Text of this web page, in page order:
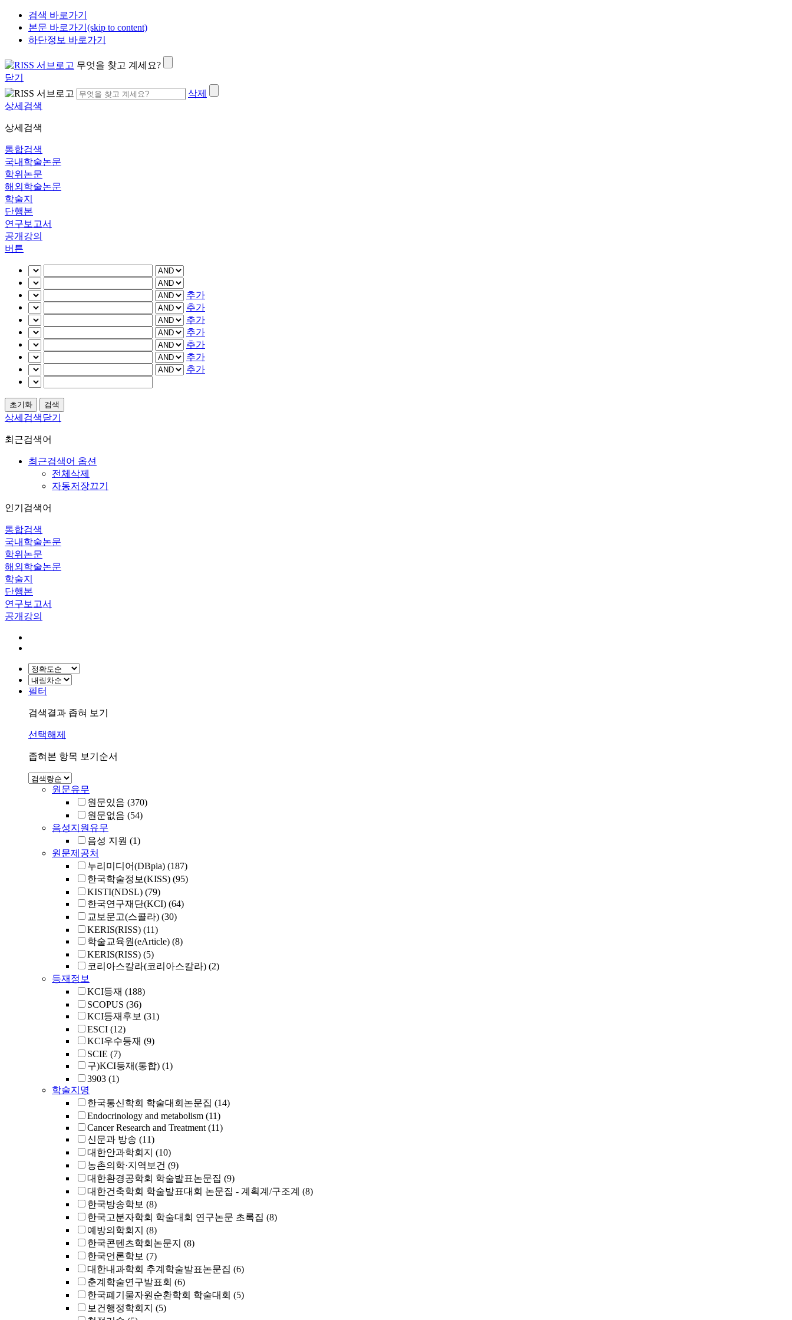
검색 바로가기
본문 바로가기(skip to content)
하단정보 바로가기
무엇을 찾고 계세요?
닫기
삭제
상세검색
상세검색
통합검색
국내학술논문
학위논문
해외학술논문
학술지
단행본
연구보고서
공개강의
버튼
추가
추가
추가
추가
추가
추가
추가
상세검색닫기
최근검색어
최근검색어 옵션
전체삭제
자동저장끄기
인기검색어
통합검색
국내학술논문
학위논문
해외학술논문
학술지
단행본
연구보고서
공개강의
필터
검색결과 좁혀 보기
선택해제
좁혀본 항목 보기순서
원문유무
원문있음 (370)
원문없음 (54)
음성지원유무
음성 지원 (1)
원문제공처
누리미디어(DBpia) (187)
한국학술정보(KISS) (95)
KISTI(NDSL) (79)
한국연구재단(KCI) (64)
교보문고(스콜라) (30)
KERIS(RISS) (11)
학술교육원(eArticle) (8)
KERIS(RISS) (5)
코리아스칼라(코리아스칼라) (2)
등재정보
KCI등재 (188)
SCOPUS (36)
KCI등재후보 (31)
ESCI (12)
KCI우수등재 (9)
SCIE (7)
구)KCI등재(통합) (1)
3903 (1)
학술지명
한국통신학회 학술대회논문집 (14)
Endocrinology and metabolism (11)
Cancer Research and Treatment (11)
신문과 방송 (11)
대한안과학회지 (10)
농촌의학·지역보건 (9)
대한환경공학회 학술발표논문집 (9)
대한건축학회 학술발표대회 논문집 - 계획계/구조계 (8)
한국방송학보 (8)
한국고분자학회 학술대회 연구논문 초록집 (8)
예방의학회지 (8)
한국콘텐츠학회논문지 (8)
한국언론학보 (7)
대한내과학회 추계학술발표논문집 (6)
춘계학술연구발표회 (6)
한국폐기물자원순환학회 학술대회 (5)
보건행정학회지 (5)